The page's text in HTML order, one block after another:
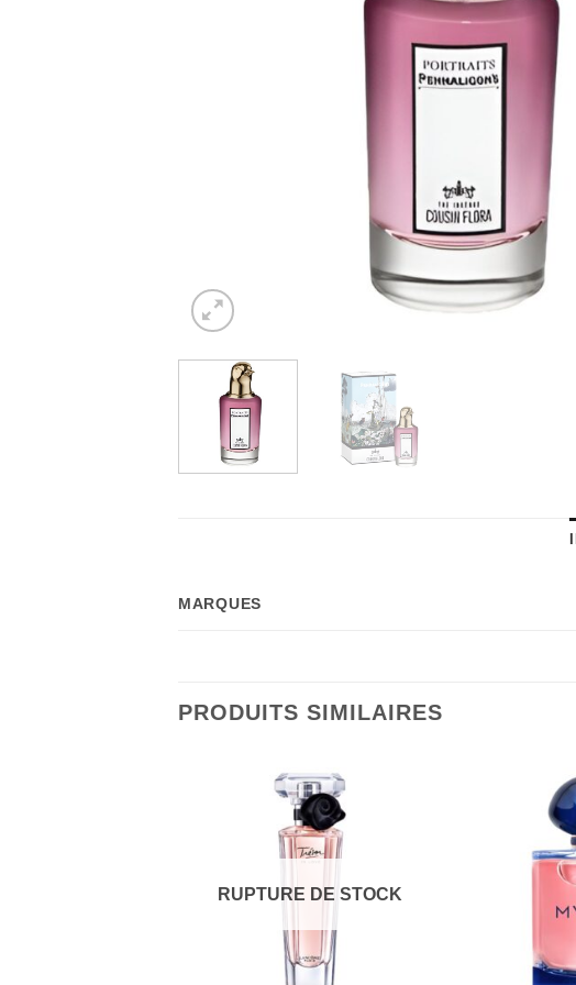
MARQUES
PRODUITS SIMILAIRES
RUPTURE DE STOCK